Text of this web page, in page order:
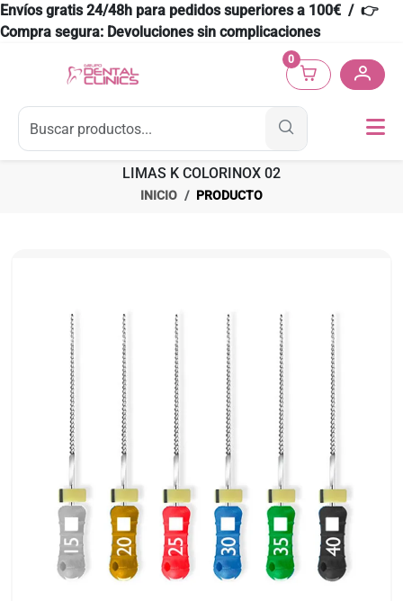
Envíos gratis 24/48h para pedidos superiores a 100€ / 👉
Compra segura: Devoluciones sin complicaciones
0
LIMAS K COLORINOX 02
INICIO PRODUCTO